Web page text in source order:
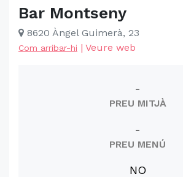
Bar Montseny
8620 Àngel Guimerà, 23
Com arribar-hi | Veure web
-
PREU MITJÀ
-
PREU MENÚ
NO